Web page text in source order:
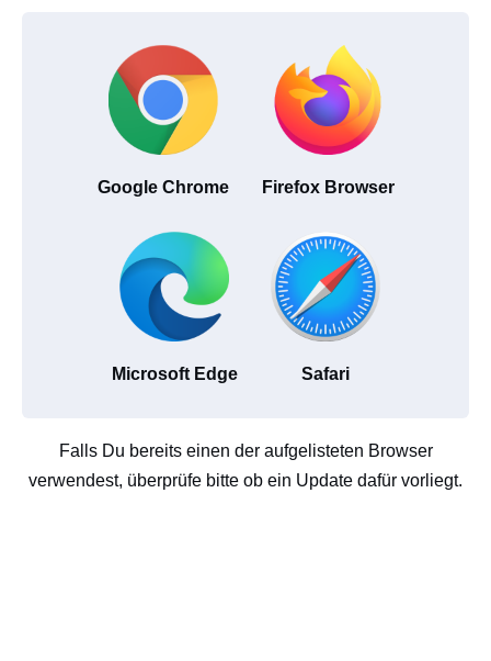
Google Chrome Firefox Browser
Microsoft Edge Safari
Falls Du bereits einen der aufgelisteten Browser
verwendest, überprüfe bitte ob ein Update dafür vorliegt.